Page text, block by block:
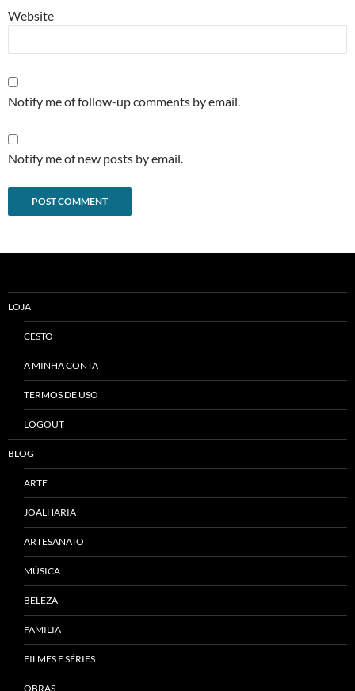
Website
Notify me of follow-up comments by email.
Notify me of new posts by email.
LOJA
CESTO
A MINHA CONTA
TERMOS DE USO
LOGOUT
BLOG
ARTE
JOALHARIA
ARTESANATO
MÚSICA
BELEZA
FAMILIA
FILMES E SÉRIES
OBRAS